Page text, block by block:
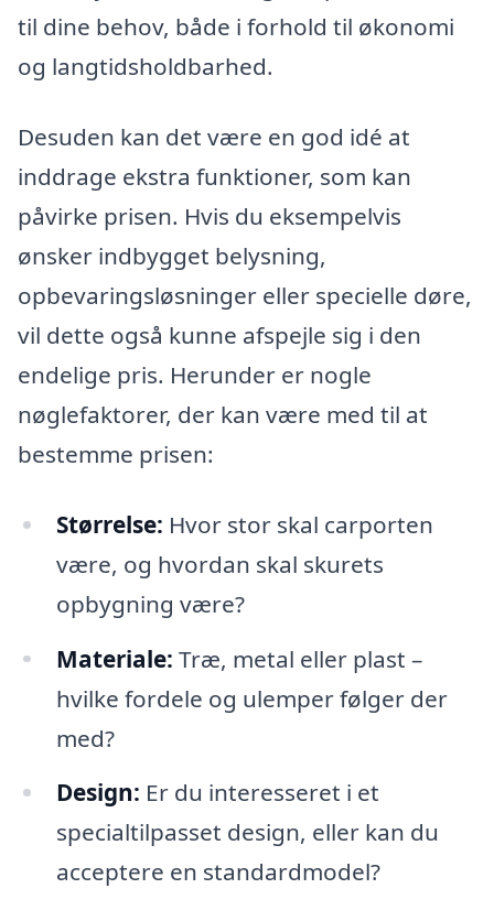
til dine behov, både i forhold til økonomi
og langtidsholdbarhed.
Desuden kan det være en god idé at
inddrage ekstra funktioner, som kan
påvirke prisen. Hvis du eksempelvis
ønsker indbygget belysning,
opbevaringsløsninger eller specielle døre,
vil dette også kunne afspejle sig i den
endelige pris. Herunder er nogle
nøglefaktorer, der kan være med til at
bestemme prisen:
Størrelse: Hvor stor skal carporten
være, og hvordan skal skurets
opbygning være?
Materiale: Træ, metal eller plast –
hvilke fordele og ulemper følger der
med?
Design: Er du interesseret i et
specialtilpasset design, eller kan du
acceptere en standardmodel?